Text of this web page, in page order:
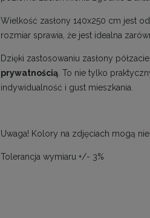
Wielkość zasłony 140x250 cm jest
rozmiar sprawia, że jest idealna
Dzięki zastosowaniu zasłony
prywatnością. To nie tylko
indywidualność i gust mieszkania.
Uwaga! Kolory na zdjęciach mogą
Tolerancja wymiaru +/- 3%